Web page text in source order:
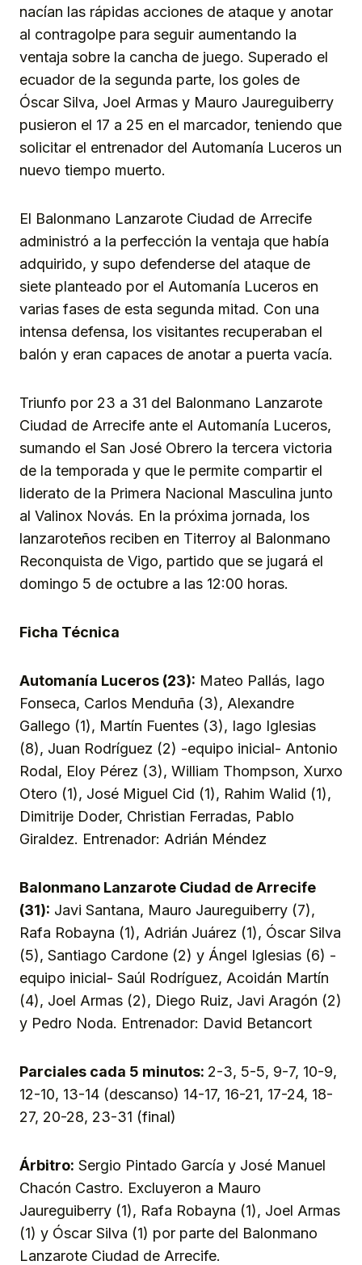
nacían las rápidas acciones de ataque y anotar
al contragolpe para seguir aumentando la
ventaja sobre la cancha de juego. Superado el
ecuador de la segunda parte, los goles de
Óscar Silva, Joel Armas y Mauro Jaureguiberry
pusieron el 17 a 25 en el marcador, teniendo que
solicitar el entrenador del Automanía Luceros un
nuevo tiempo muerto.
El Balonmano Lanzarote Ciudad de Arrecife
administró a la perfección la ventaja que había
adquirido, y supo defenderse del ataque de
siete planteado por el Automanía Luceros en
varias fases de esta segunda mitad. Con una
intensa defensa, los visitantes recuperaban el
balón y eran capaces de anotar a puerta vacía.
Triunfo por 23 a 31 del Balonmano Lanzarote
Ciudad de Arrecife ante el Automanía Luceros,
sumando el San José Obrero la tercera victoria
de la temporada y que le permite compartir el
liderato de la Primera Nacional Masculina junto
al Valinox Novás. En la próxima jornada, los
lanzaroteños reciben en Titerroy al Balonmano
Reconquista de Vigo, partido que se jugará el
domingo 5 de octubre a las 12:00 horas.
Ficha Técnica
Automanía Luceros (23): Mateo Pallás, Iago
Fonseca, Carlos Menduña (3), Alexandre
Gallego (1), Martín Fuentes (3), Iago Iglesias
(8), Juan Rodríguez (2) -equipo inicial- Antonio
Rodal, Eloy Pérez (3), William Thompson, Xurxo
Otero (1), José Miguel Cid (1), Rahim Walid (1),
Dimitrije Doder, Christian Ferradas, Pablo
Giraldez. Entrenador: Adrián Méndez
Balonmano Lanzarote Ciudad de Arrecife
(31): Javi Santana, Mauro Jaureguiberry (7),
Rafa Robayna (1), Adrián Juárez (1), Óscar Silva
(5), Santiago Cardone (2) y Ángel Iglesias (6) -
equipo inicial- Saúl Rodríguez, Acoidán Martín
(4), Joel Armas (2), Diego Ruiz, Javi Aragón (2)
y Pedro Noda. Entrenador: David Betancort
Parciales cada 5 minutos: 2-3, 5-5, 9-7, 10-9,
12-10, 13-14 (descanso) 14-17, 16-21, 17-24, 18-
27, 20-28, 23-31 (final)
Árbitro: Sergio Pintado García y José Manuel
Chacón Castro. Excluyeron a Mauro
Jaureguiberry (1), Rafa Robayna (1), Joel Armas
(1) y Óscar Silva (1) por parte del Balonmano
Lanzarote Ciudad de Arrecife.